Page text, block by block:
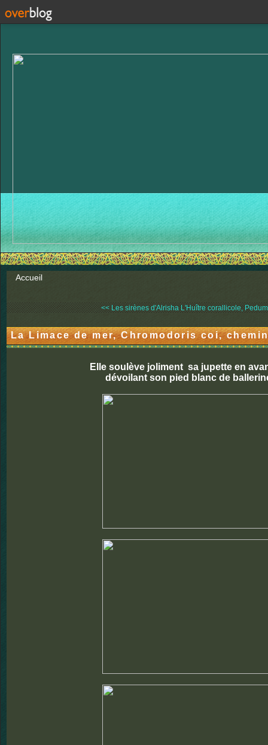
Accueil
<< Les sirènes d'Alrisha L'Huître corallicole,
La Limace de mer, Chromodoris coi,
Elle soulève joliment sa jupette en
dévoilant son pied blanc de